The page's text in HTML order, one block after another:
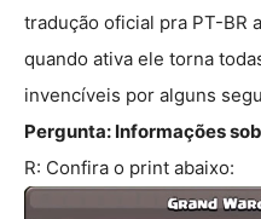
tradução oficial pra PT-BR
quando ativa ele torna
invencíveis por alguns
Pergunta: Informações
R: Confira o print abaixo: